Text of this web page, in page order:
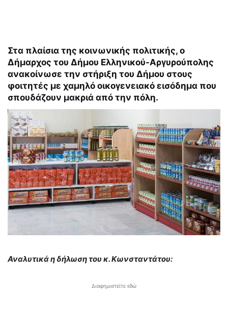
Στα πλαίσια της κοινωνικής πολιτικής, ο
Δήμαρχος του Δήμου Ελληνικού-Αργυρούπολης
ανακοίνωσε την στήριξη του Δήμου στους
φοιτητές με χαμηλό οικογενειακό εισόδημα που
σπουδάζουν μακριά από την πόλη.
Αναλυτικά η δήλωση του κ. Κωνσταντάτου:
Διαφημιστείτε εδώ